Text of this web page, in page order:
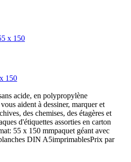
150
acide, en polypropylène
aident à dessiner, marquer et
des chemises, des étagères et
d'étiquettes assorties en carton
55 x 150 mmpaquet géant avec
DIN A5imprimablesPrix par